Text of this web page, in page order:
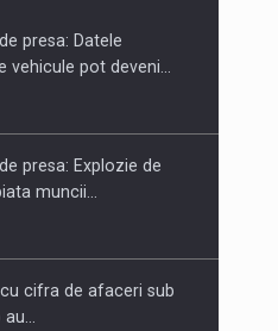
Piatra Craiului 2026,
presa: Datele
vehicule pot deveni…
presa: Explozie de
muncii…
cifra de afaceri sub